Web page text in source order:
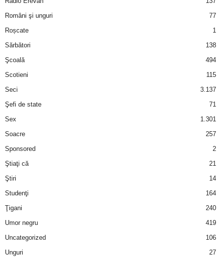
Români şi unguri
77
Roșcate
1
Sărbători
138
Şcoală
494
Scotieni
115
Seci
3.137
Şefi de state
71
Sex
1.301
Soacre
257
Sponsored
2
Ştiaţi că
21
Ştiri
14
Studenţi
164
Ţigani
240
Umor negru
419
Uncategorized
106
Unguri
27